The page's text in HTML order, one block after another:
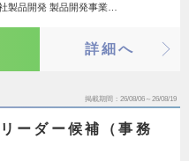
製品開発 製品開発事業…
詳細へ
掲載期間 26/08/06～26/08/19
ーダー候補（事務